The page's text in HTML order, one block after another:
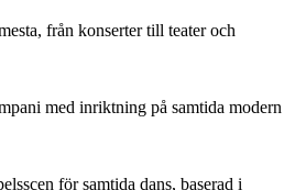
från konserter till teater och
med inriktning på samtida modern
för samtida dans, baserad i